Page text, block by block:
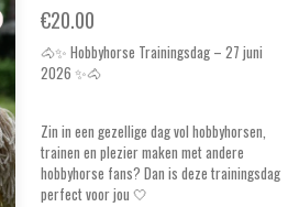
€20.00
🐴✨ Hobbyhorse Trainingsdag – 27 juni
2026 ✨🐴
Zin in een gezellige dag vol hobbyhorsen,
trainen en plezier maken met andere
hobbyhorse fans? Dan is deze trainingsdag
perfect voor jou 🤍